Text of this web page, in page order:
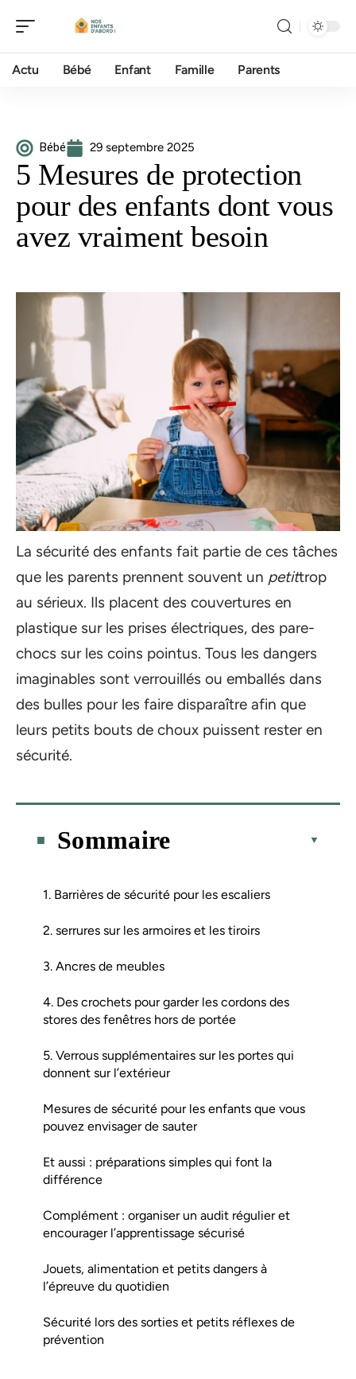
Actu Bébé Enfant Famille Parents
Bébé 29 septembre 2025
5 Mesures de protection
pour des enfants dont vous
avez vraiment besoin
La sécurité des enfants fait partie de ces tâches
que les parents prennent souvent un petittrop
au sérieux. Ils placent des couvertures en
plastique sur les prises électriques, des pare-
chocs sur les coins pointus. Tous les dangers
imaginables sont verrouillés ou emballés dans
des bulles pour les faire disparaître afin que
leurs petits bouts de choux puissent rester en
sécurité.
Sommaire
1. Barrières de sécurité pour les escaliers
2. serrures sur les armoires et les tiroirs
3. Ancres de meubles
4. Des crochets pour garder les cordons des
stores des fenêtres hors de portée
5. Verrous supplémentaires sur les portes qui
donnent sur l’extérieur
Mesures de sécurité pour les enfants que vous
pouvez envisager de sauter
Et aussi : préparations simples qui font la
différence
Complément : organiser un audit régulier et
encourager l’apprentissage sécurisé
Jouets, alimentation et petits dangers à
l’épreuve du quotidien
Sécurité lors des sorties et petits réflexes de
prévention